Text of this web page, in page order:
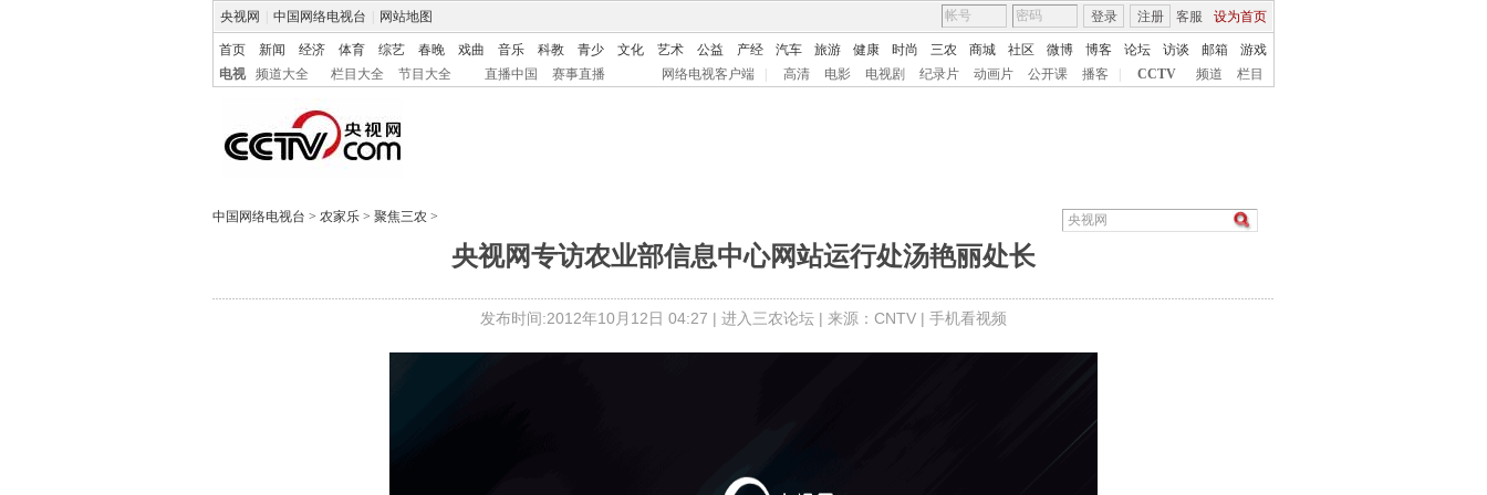
央视网 中国网络电视台 网站地图 客服 设为首页
登录 注册
首页 新闻 经济 体育 综艺 春晚 戏曲 音乐 科教 青少 文化 艺术 公益 产经 汽车 旅游 健康 时尚 三农 商城 社区 微博 博客 论坛 访谈 邮箱
游戏
电视
频道大全 栏目大全 节目大全 直播中国 赛事直播 网络电视客户端 高清 电影 电视剧 纪录片 动画片 公开课 播客 CCTV 频道 栏目
中国网络电视台 > 农家乐 > 聚焦三农 >
央视网专访农业部信息中心网站运行处汤艳丽处长
发布时间:2012年10月12日 04:27 | 进入三农论坛 | 来源：CNTV | 手机看视频